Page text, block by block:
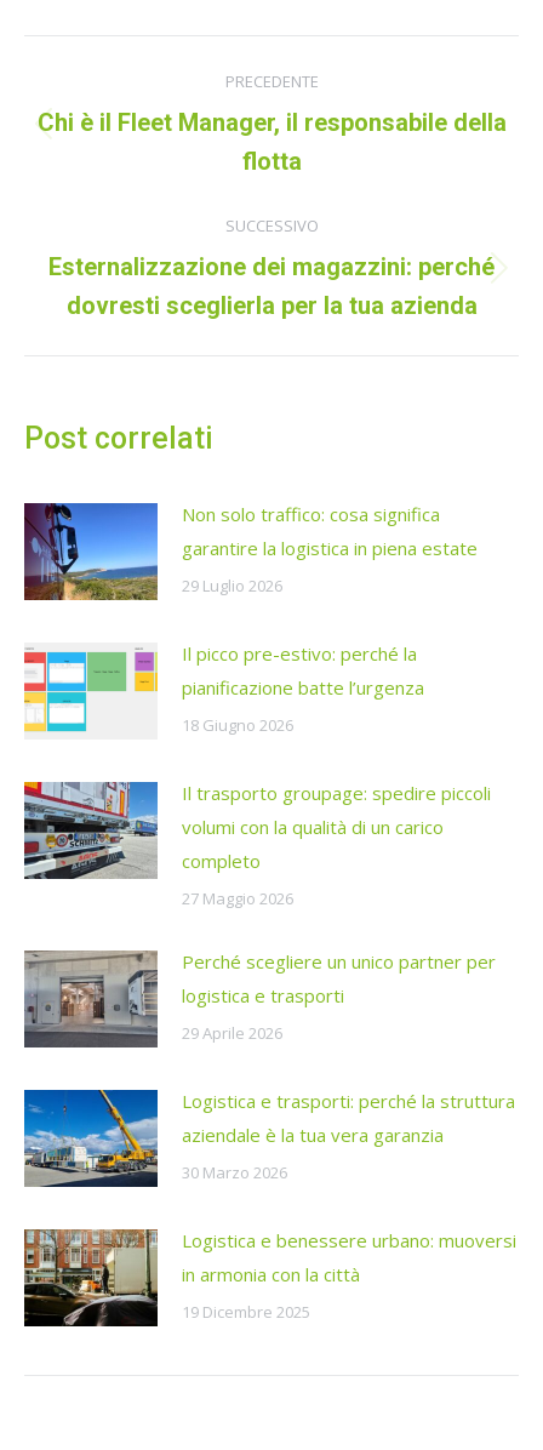
tra
PRECEDENTE
Post
precedente:
Chi è il Fleet Manager, il responsabile della
flotta
SUCCESSIVO
Prossimo
post:
Esternalizzazione dei magazzini: perché
dovresti sceglierla per la tua azienda
Post correlati
Non solo traffico: cosa significa
garantire la logistica in piena estate
29 Luglio 2026
Il picco pre-estivo: perché la
pianificazione batte l’urgenza
18 Giugno 2026
Il trasporto groupage: spedire piccoli
volumi con la qualità di un carico
completo
27 Maggio 2026
Perché scegliere un unico partner per
logistica e trasporti
29 Aprile 2026
Logistica e trasporti: perché la struttura
aziendale è la tua vera garanzia
30 Marzo 2026
Logistica e benessere urbano: muoversi
in armonia con la città
19 Dicembre 2025